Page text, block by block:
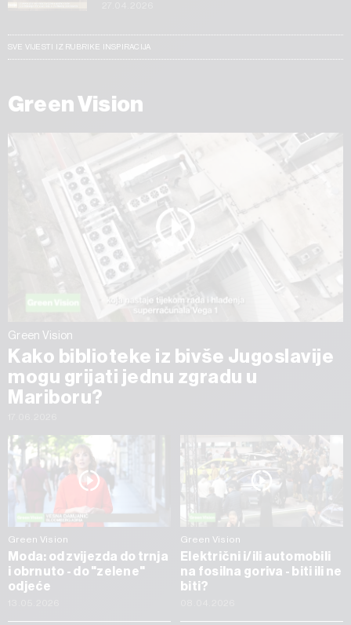
SVE VIJESTI IZ RUBRIKE INSPIRACIJA
Green Vision
Green Vision
Kako biblioteke iz bivše Jugoslavije
mogu grijati jednu zgradu u
Mariboru?
Green Vision
Moda: od zvijezda do trnja
i obrnuto - do "zelene"
odjeće
Green Vision
Električni i/ili automobili
na fosilna goriva - biti ili ne
biti?